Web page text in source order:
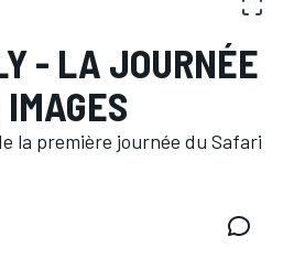
- LA JOURNÉE
la première journée du Safari